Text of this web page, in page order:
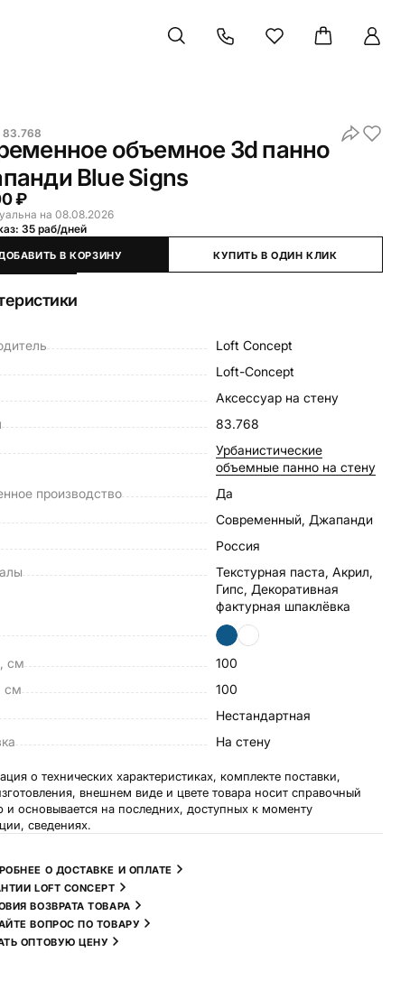
83.768
объемное 3d панно
Blue Signs
₽
на 08.08.2026
35 раб/дней
В КОРЗИНУ КУПИТЬ В ОДИН КЛИК
Loft Concept
Loft-Concept
Аксессуар на стену
83.768
Урбанистические
объемные панно на стену
производство
Да
Современный, Джапанди
Россия
текстурная паста, Акрил,
Гипс, Декоративная
фактурная шпаклёвка
см
100
см
100
Нестандартная
На стену
о технических характеристиках, комплекте поставки,
внешнем виде и цвете товара носит справочный
и основывается на последних, доступных к моменту
сведениях.
О ДОСТАВКЕ И ОПЛАТЕ
LOFT CONCEPT
ВОЗВРАТА ТОВАРА
ВОПРОС ПО ТОВАРУ
ОПТОВУЮ ЦЕНУ